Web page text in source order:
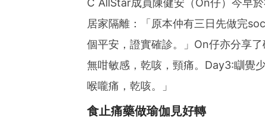
C AllStar成員陳健安（On仔）今早
居家隔離：「原本仲有三日先做完
個平安，證實確診。」On仔亦分享
無咁敏感，乾咳，頸痛。Day3:瞓覺
喉嚨痛，乾咳。」
食止痛藥做瑜伽見好轉